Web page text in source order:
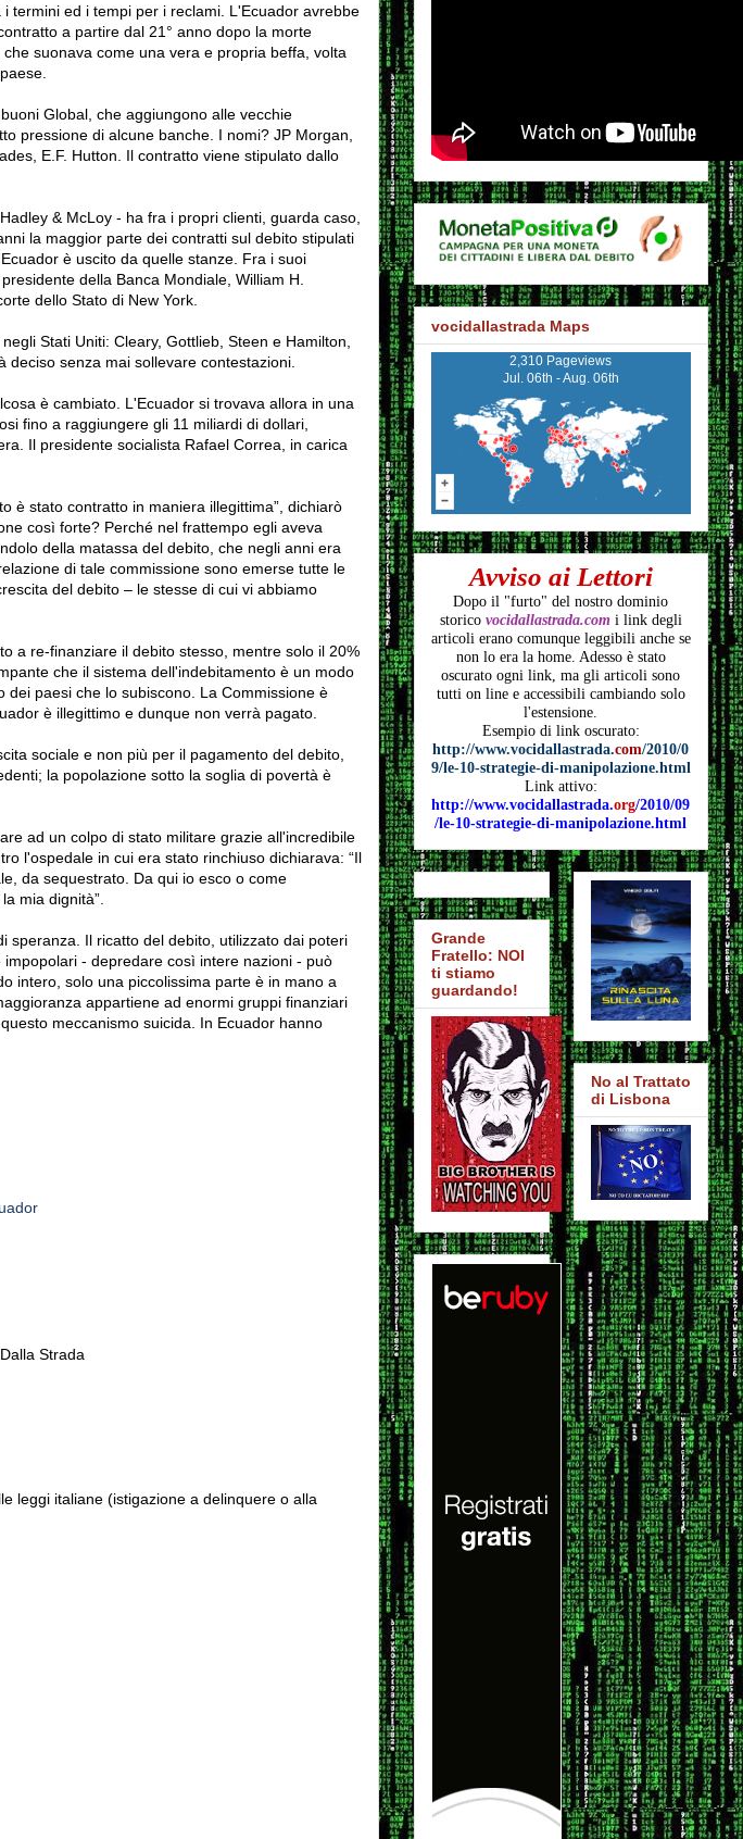
termini ed i tempi per i reclami. L'Ecuador avrebbe
a partire dal 21° anno dopo la morte
suonava come una vera e propria beffa, volta
Global, che aggiungono alle vecchie
pressione di alcune banche. I nomi? JP Morgan,
E.F. Hutton. Il contratto viene stipulato dallo
& McLoy - ha fra i propri clienti, guarda caso,
la maggior parte dei contratti sul debito stipulati
è uscito da quelle stanze. Fra i suoi
della Banca Mondiale, William H.
dello Stato di New York.
Stati Uniti: Cleary, Gottlieb, Steen e Hamilton,
senza mai sollevare contestazioni.
è cambiato. L'Ecuador si trovava allora in una
fino a raggiungere gli 11 miliardi di dollari,
Il presidente socialista Rafael Correa, in carica
è stato contratto in maniera illegittima”, dichiarò
così forte? Perché nel frattempo egli aveva
della matassa del debito, che negli anni era
di tale commissione sono emerse tutte le
del debito – le stesse di cui vi abbiamo
a re-finanziare il debito stesso, mentre solo il 20%
che il sistema dell'indebitamento è un modo
paesi che lo subiscono. La Commissione è
è illegittimo e dunque non verrà pagato.
sociale e non più per il pagamento del debito,
la popolazione sotto la soglia di povertà è
ad un colpo di stato militare grazie all'incredibile
l'ospedale in cui era stato rinchiuso dichiarava: “Il
da sequestrato. Da qui io esco o come
mia dignità”.
speranza. Il ricatto del debito, utilizzato dai poteri
- depredare così intere nazioni - può
intero, solo una piccolissima parte è in mano a
appartiene ad enormi gruppi finanziari
meccanismo suicida. In Ecuador hanno
Strada
leggi italiane (istigazione a delinquere o alla
vocidallastrada Maps
2,310 Pageviews
Jul. 06th - Aug. 06th
Avviso ai Lettori
Dopo il "furto" del nostro dominio
storico vocidallastrada.comi link degli
articoli erano comunque leggibili anche se
non lo era la home. Adesso è stato
oscurato ogni link, ma gli articoli sono
tutti on line e accessibili cambiando solo
l'estensione.
Esempio di link oscurato:
http://www.vocidallastrada.com/2010/0
9/le-10-strategie-di-manipolazione.html
Link attivo:
http://www.vocidallastrada.org/2010/09
/le-10-strategie-di-manipolazione.html
Grande
Fratello: NOI
ti stiamo
guardando!
No al Trattato
di Lisbona